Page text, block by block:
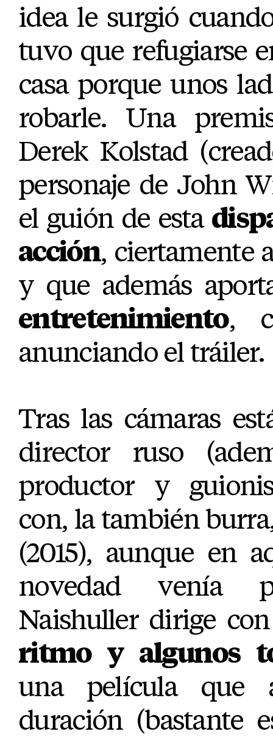
idea le surgió
tuvo que refugiarse
casa porque unos
robarle. Una
Derek Kolstad
personaje de John
el guión de esta
acción, ciertamente
y que además
entretenimiento,
anunciando el tráiler.
Tras las cámaras
director ruso
productor y
con, la también
(2015), aunque en
novedad venía
Naishuller dirige
ritmo y algunos
una película que
duración (bastante